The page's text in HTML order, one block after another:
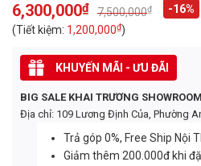
7,500,000₫
Original
price
was:
7,500,000₫.
6,300,000₫
Current
price
is:
6,300,000₫.
-16%
(Tiết kiệm: 1,200,000₫)
KHUYẾN MÃI - ƯU ĐÃI
BIG SALE KHAI TRƯƠNG
Địa chỉ: 109 Lương Định Của, Phường
Trả góp 0%, Free Ship Nội
Giảm thêm 200.000đ khi